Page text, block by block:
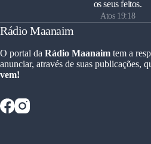
os seus feitos.
Atos 19:18
Rádio Maanaim
O portal da Rádio Maanaim tem a
anunciar, através de suas publicações,
vem!